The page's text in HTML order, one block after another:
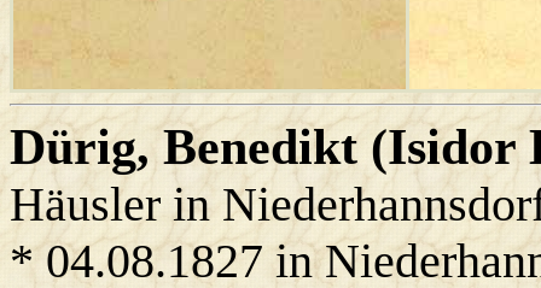
Dürig, Benedikt (Isidor
Häusler in
* 04.08.1827 in